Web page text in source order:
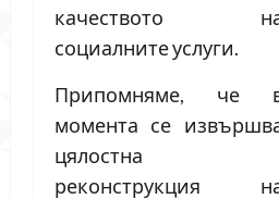
качеството
социалните услуги.
Припомняме, че
момента се
цялостна
реконструкция